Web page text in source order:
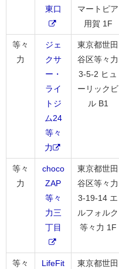
東口
マートピア
用賀 1F
等々
力
ジェ
クサ
ー・
ライ
トジ
ム24
等々
力
東京都世田
谷区等々力
3-5-2 ヒュ
ーリックビ
ル B1
等々
力
choco
ZAP
等々
力三
丁目
東京都世田
谷区等々力
3-19-14 エ
ルフォルク
等々力 1F
等々
LifeFit
東京都世田